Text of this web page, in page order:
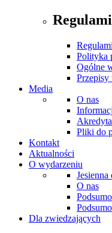
Polityka
Ogólne
Przepisy
Media
O nas
Pliki do
Kontakt
Aktualności
O wydarzeniu
O nas
Dla zwiedzających